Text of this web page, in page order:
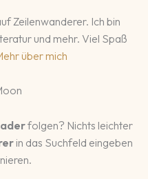
Zeilenwanderer. Ich bin
und mehr. Viel Spaß
über mich
folgen? Nichts leichter
in das Suchfeld eingeben